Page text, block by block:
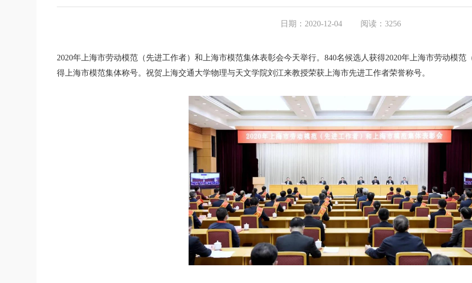
日期：2020-12-04 阅读：3256
2020年上海市劳动模范（先进工作者）和上海市模范集体表彰会今天举行。840名候选人获得2020年上海市劳动模
得上海市模范集体称号。祝贺上海交通大学物理与天文学院刘江来教授荣获上海市先进工作者荣誉称号。